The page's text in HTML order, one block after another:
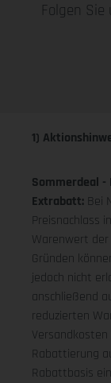
Folgen Sie
1)
Sommerdeal -
Extrabatt: Bei
Preisnachlass
Warenwert
Gründen
jedoch nicht
anschließend
reduzierten
Rabattierung
Rabattbasis